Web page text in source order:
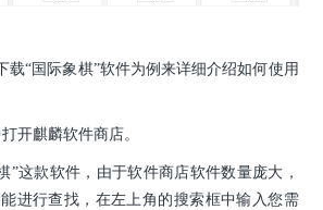
载“国际象棋”软件为例来详细介绍如何使用
开麒麟软件商店。
”这款软件，由于软件商店软件数量庞大，
进行查找，在左上角的搜索框中输入您需